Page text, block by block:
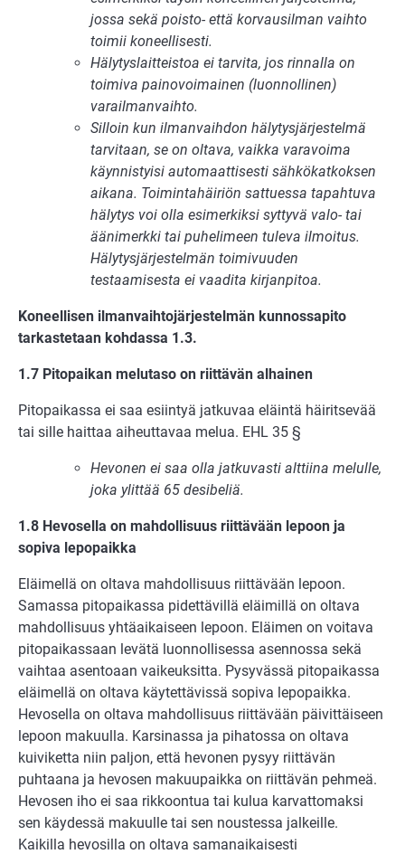
jossa sekä poisto- että korvausilman vaihto
toimii koneellisesti.
Hälytyslaitteistoa ei tarvita, jos rinnalla on
toimiva painovoimainen (luonnollinen)
varailmanvaihto.
Silloin kun ilmanvaihdon hälytysjärjestelmä
tarvitaan, se on oltava, vaikka varavoima
käynnistyisi automaattisesti sähkökatkoksen
aikana. Toimintahäiriön sattuessa tapahtuva
hälytys voi olla esimerkiksi syttyvä valo- tai
äänimerkki tai puhelimeen tuleva ilmoitus.
Hälytysjärjestelmän toimivuuden
testaamisesta ei vaadita kirjanpitoa.
Koneellisen ilmanvaihtojärjestelmän kunnossapito
tarkastetaan kohdassa 1.3.
1.7 Pitopaikan melutaso on riittävän alhainen
Pitopaikassa ei saa esiintyä jatkuvaa eläintä häiritsevää
tai sille haittaa aiheuttavaa melua. EHL 35 §
Hevonen ei saa olla jatkuvasti alttiina melulle,
joka ylittää 65 desibeliä.
1.8 Hevosella on mahdollisuus riittävään lepoon ja
sopiva lepopaikka
Eläimellä on oltava mahdollisuus riittävään lepoon.
Samassa pitopaikassa pidettävillä eläimillä on oltava
mahdollisuus yhtäaikaiseen lepoon. Eläimen on voitava
pitopai­kassaan levätä luonnollisessa asennossa sekä
vaihtaa asentoaan vaikeuksitta. Pysy­vässä pitopaikassa
eläimellä on oltava käytettävissä sopiva lepopaikka.
Hevosella on oltava mahdollisuus riittävään päivittäiseen
lepoon makuulla. Karsinassa ja pihatossa on oltava
kuiviketta niin paljon, että hevonen pysyy riittävän
puhtaana ja hevosen makuupaikka on riittävän pehmeä.
Hevosen iho ei saa rikkoontua tai kulua karvatto­maksi
sen käydessä makuulle tai sen noustessa jalkeille.
Kaikilla hevosilla on oltava samanaikaisesti